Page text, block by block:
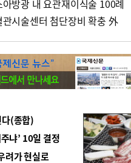
방광 내 요관재이식술 100례
시술센터 첨단장비 확충 外
(종합)
냐’ 10일 결정
려가 현실로